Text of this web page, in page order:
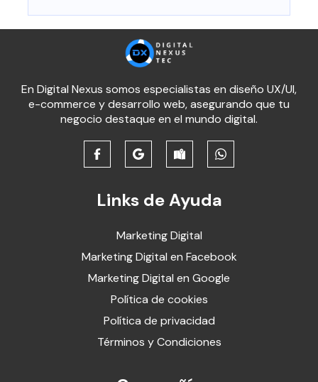
En Digital Nexus somos especialistas en diseño UX/UI,
e-commerce y desarrollo web, asegurando que tu
negocio destaque en el mundo digital.
Links de Ayuda
Marketing Digital
Marketing Digital en Facebook
Marketing Digital en Google
Política de cookies
Política de privacidad
Términos y Condiciones